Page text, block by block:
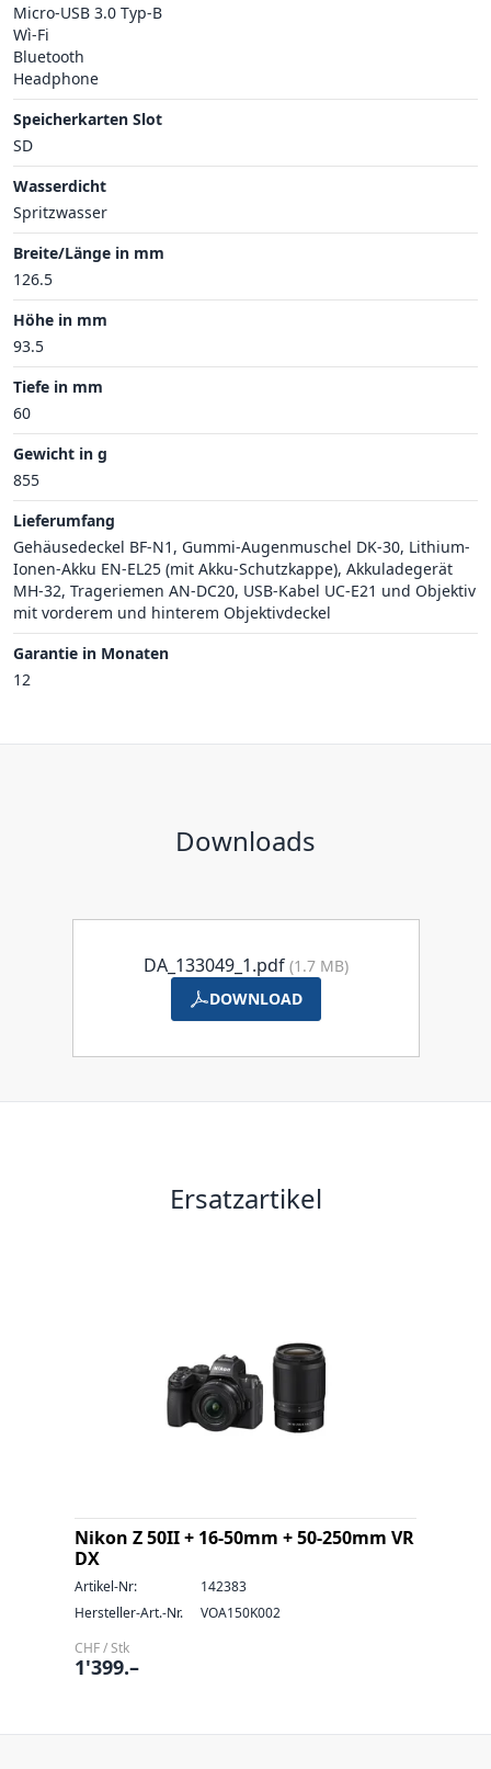
Micro-USB 3.0 Typ-B
Wì-Fi
Bluetooth
Headphone
Speicherkarten Slot
SD
Wasserdicht
Spritzwasser
Breite/Länge in mm
126.5
Höhe in mm
93.5
Tiefe in mm
60
Gewicht in g
855
Lieferumfang
Gehäusedeckel BF-N1, Gummi-Augenmuschel DK-30, Lithium-
Ionen-Akku EN-EL25 (mit Akku-Schutzkappe), Akkuladegerät
MH-32, Trageriemen AN-DC20, USB-Kabel UC-E21 und Objektiv
mit vorderem und hinterem Objektivdeckel
Garantie in Monaten
12
Downloads
DA_133049_1.pdf (1.7 MB)
DOWNLOAD
Ersatzartikel
Nikon Z 50II + 16-50mm + 50-250mm VR
DX
Artikel-Nr:
142383
Hersteller-Art.-Nr.
VOA150K002
CHF / Stk
1'399.–